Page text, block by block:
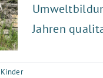
Jahren
Kinder